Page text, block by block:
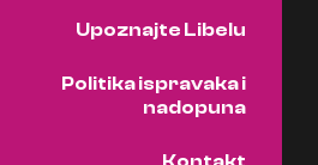
Upoznajte Libelu
Politika ispravaka i
nadopuna